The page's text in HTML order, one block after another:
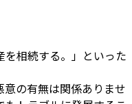
を相続する。」といった
の有無は関係ありませ